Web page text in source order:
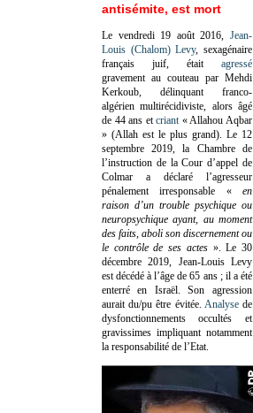
antisémite, est mort
Le vendredi 19 août 2016, Jean-
Louis (Chalom) Levy, sexagénaire
français juif, était agressé
gravement au couteau par Mehdi
Kerkoub, délinquant franco-
algérien multirécidiviste, alors âgé
de 44 ans etcriant « Allahou Aqbar
» (Allah est le plus grand). Le 12
septembre 2019, la Chambre de
l’instruction de la Cour d’appel de
Colmar a déclaré l’agresseur
pénalement irresponsable «en
raison d’un trouble psychique ou
neuropsychique ayant, au moment
des faits, aboli son discernement ou
le contrôle de ses actes». Le 30
décembre 2019, Jean-Louis Levy
est décédé à l’âge de 65 ans ; il a été
enterré en Israël. Son agression
aurait du/pu être évitée. Analysede
dysfonctionnements occultés et
gravissimes impliquant notamment
la responsabilité de l’Etat.